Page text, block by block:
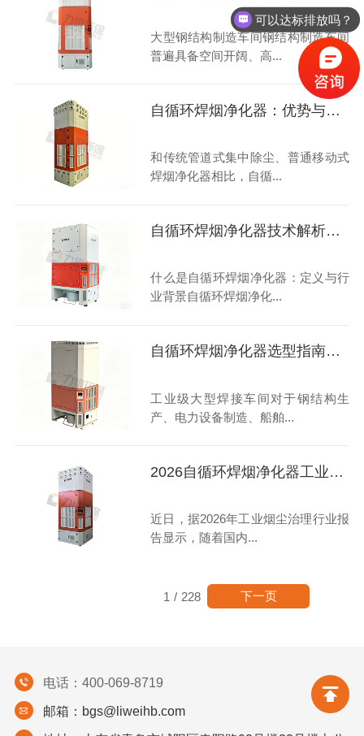
大型钢结构制造车间钢结构制造车间
普遍具备空间开阔、高...
自循环焊烟净化器：优势与行业挑战
和传统管道式集中除尘、普通移动式
焊烟净化器相比，自循...
自循环焊烟净化器技术解析了解下
什么是自循环焊烟净化器：定义与行
业背景自循环焊烟净化...
自循环焊烟净化器选型指南大揭秘
工业级大型焊接车间对于钢结构生
产、电力设备制造、船舶...
2026自循环焊烟净化器工业级高性价比畅销型号选购指南
近日，据2026年工业烟尘治理行业报
告显示，随着国内...
1 / 228 下一页
电话：400-069-8719
邮箱：bgs@liweihb.com
可以达标排放吗？